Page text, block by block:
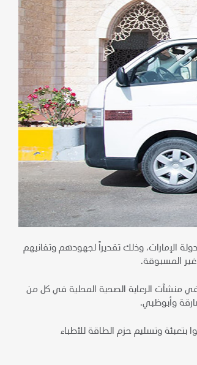
في القطاع الصحي في دولة الإمارات، وذلك تقديراً لجهودهم وتفانيهم
منشآت الرعاية الصحية المحلية في كل من
وأبوظبي.
وتسليم حزم الطاقة للأطباء